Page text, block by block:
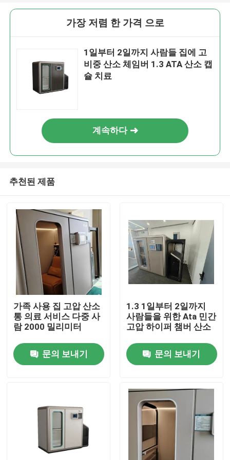
집
비디오
가장 저렴 한 가격 으로
1일부터 2일까지 사람들 집에 고
비중 산소 체임버 1.3 ATA 산소 캡
슐 치료
계속하다
추천된 제품
가족 사용 집 고압 산소
통 의료 서비스 다중 사
람 2000 밀리미터
문의 보내기
1.3 1일부터 2일까지
사람들을 위한 Ata 민간
고압 하이퍼 챔버 산소
문의 보내기